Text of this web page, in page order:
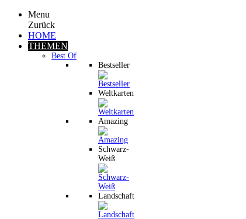
Menu
Zurück
HOME
THEMEN
Best Of
Bestseller
Weltkarten
Amazing
Schwarz-
Weiß
Landschaft